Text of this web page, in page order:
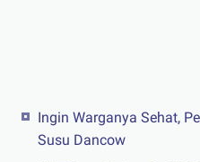
Ingin Warganya Sehat,
Susu Dancow